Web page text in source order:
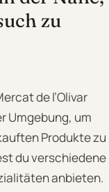
zu
de l’Olivar
Umgebung, um
Produkte zu
du verschiedene
anbieten.